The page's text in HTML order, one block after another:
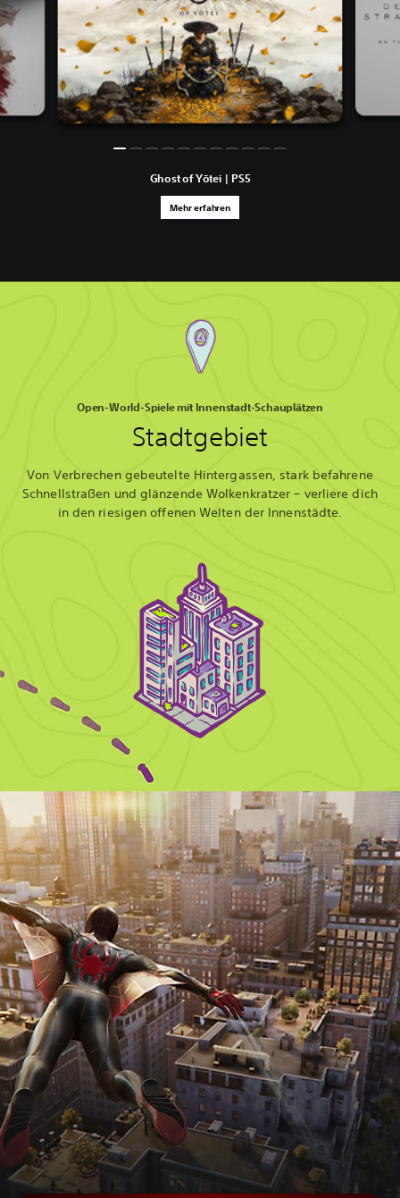
Ghost of Yōtei | PS5
Mehr erfahren
Open-World-Spiele mit Innenstadt-Schauplätzen
Stadtgebiet
Von Verbrechen gebeutelte Hintergassen, stark befahrene
Schnellstraßen und glänzende Wolkenkratzer – verliere dich
in den riesigen offenen Welten der Innenstädte.